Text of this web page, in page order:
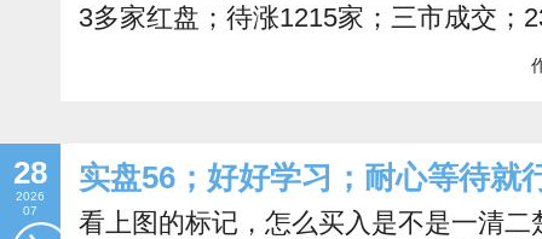
3多家红盘；待涨1215家；三市成交；
28
2026
07
实盘56；好好学习；耐心等待就
看上图的标记，怎么买入是不是一清